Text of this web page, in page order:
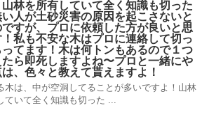
林を所有していて全く知識も切った
人が土砂災害の原因を起こさないと
ですが、プロに依頼した方が良いと思
！私も不安な木はプロに連絡して切っ
てます！木は何トンもあるので１つ
たら即死しますよね〜プロと一緒にや
、色々と教えて貰えますよ！
木は、中が空洞してることが多いですよ！山林
ていて全く知識も切った ...